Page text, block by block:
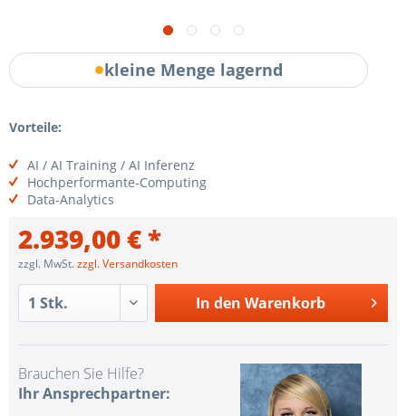
kleine Menge lagernd
Vorteile:
AI / AI Training / AI Inferenz
Hochperformante-Computing
Data-Analytics
2.939,00 € *
zzgl. MwSt.zzgl. Versandkosten
In den Warenkorb
Brauchen Sie Hilfe?
Ihr Ansprechpartner: